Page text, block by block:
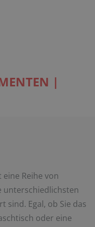
|
eine Reihe von
unterschiedlichsten
sind. Egal, ob Sie das
oder eine